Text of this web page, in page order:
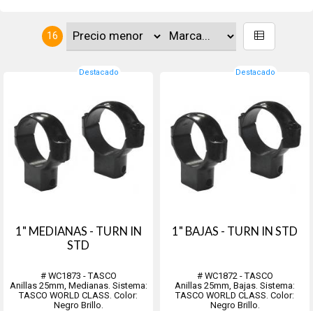
16
Destacado
1" MEDIANAS - TURN IN
STD
# WC1873 - TASCO
Anillas 25mm, Medianas. Sistema:
TASCO WORLD CLASS. Color:
Negro Brillo.
Destacado
1" BAJAS - TURN IN STD
# WC1872 - TASCO
Anillas 25mm, Bajas. Sistema:
TASCO WORLD CLASS. Color:
Negro Brillo.